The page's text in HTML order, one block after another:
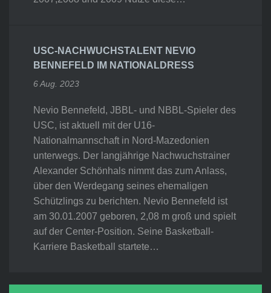
USC-NACHWUCHSTALENT NEVIO
BENNEFELD IM NATIONALDRESS
6 Aug. 2023
Nevio Bennefeld, JBBL- und NBBL-Spieler des
USC, ist aktuell mit der U16-
Nationalmannschaft in Nord-Mazedonien
unterwegs. Der langjährige Nachwuchstrainer
Alexander Schönhals nimmt das zum Anlass,
über den Werdegang seines ehemaligen
Schützlings zu berichten. Nevio Bennefeld ist
am 30.01.2007 geboren, 2,08 m groß und spielt
auf der Center-Position. Seine Basketball-
Karriere Basketball startete…